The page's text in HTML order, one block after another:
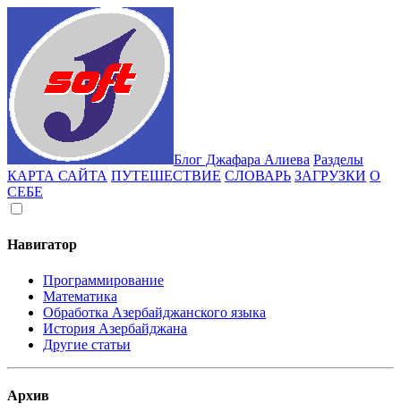
Блог Джафара Алиева Разделы
КАРТА САЙТА ПУТЕШЕСТВИЕ СЛОВАРЬ ЗАГРУЗКИ О
СЕБЕ
Навигатор
Программирование
Математика
Обработка Азербайджанского языка
История Азербайджана
Другие статьи
Архив